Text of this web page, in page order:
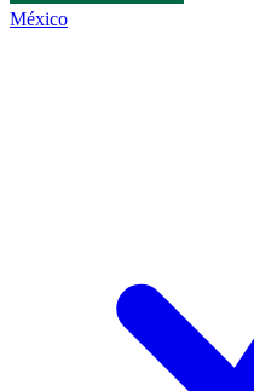
México